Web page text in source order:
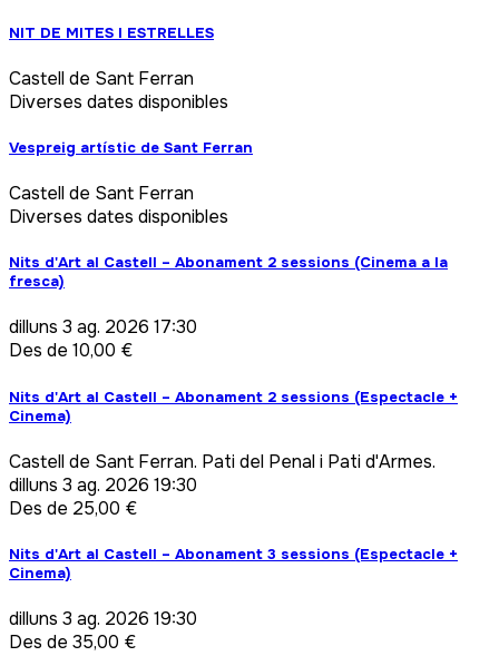
NIT DE MITES I ESTRELLES
Castell de Sant Ferran
Diverses dates disponibles
Vespreig artístic de Sant Ferran
Castell de Sant Ferran
Diverses dates disponibles
Nits d'Art al Castell – Abonament 2 sessions (Cinema a la
fresca)
dilluns 3 ag. 2026 17:30
Des de 10,00 €
Nits d'Art al Castell – Abonament 2 sessions (Espectacle +
Cinema)
Castell de Sant Ferran. Pati del Penal i Pati d'Armes.
dilluns 3 ag. 2026 19:30
Des de 25,00 €
Nits d'Art al Castell – Abonament 3 sessions (Espectacle +
Cinema)
dilluns 3 ag. 2026 19:30
Des de 35,00 €